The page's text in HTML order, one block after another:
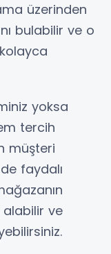
üzerinden
bulabilir ve o
yoksa
tercih
müşteri
faydalı
alabilir ve